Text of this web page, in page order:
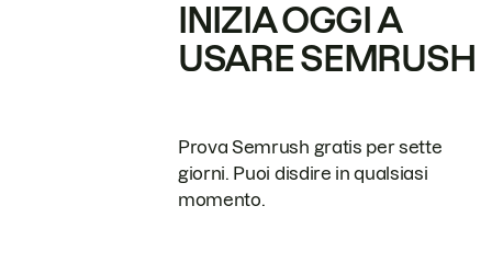
INIZIA OGGI A
USARE SEMRUSH
Prova Semrush gratis per sette
giorni. Puoi disdire in qualsiasi
momento.